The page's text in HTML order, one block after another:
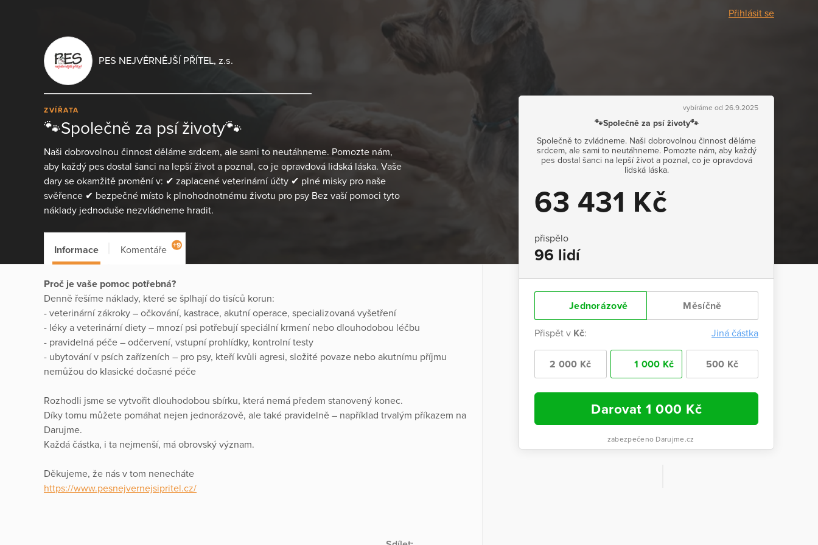
Přihlásit se
PES NEJVĚRNĚJŠÍ PŘÍTEL, z.s.
ZVÍŘATA
🐾Společně za psí životy🐾
Naši dobrovolnou činnost děláme srdcem, ale sami to neutáhneme. Pomozte nám,
aby každý pes dostal šanci na lepší život a poznal, co je opravdová lidská láska. Vaše
dary se okamžitě promění v: ✔ zaplacené veterinární účty ✔ plné misky pro naše
svěřence ✔ bezpečné místo k plnohodnotnému životu pro psy Bez vaší pomoci tyto
náklady jednoduše nezvládneme hradit.
vybíráme od 26.9.2025
🐾Společně za psí životy🐾
Společně to zvládneme. Naši dobrovolnou činnost děláme
srdcem, ale sami to neutáhneme. Pomozte nám, aby každý
pes dostal šanci na lepší život a poznal, co je opravdová
lidská láska.
63 431 Kč
přispělo
96 lidí
Jednorázově Měsíčně
Přispět v Kč: Jiná částka
2 000 Kč 1 000 Kč 500 Kč
Darovat 1 000 Kč
zabezpečeno Darujme.cz
Informace Komentáře +9
Proč je vaše pomoc potřebná?
Denně řešíme náklady, které se šplhají do tisíců korun:
- veterinární zákroky – očkování, kastrace, akutní operace, specializovaná vyšetření
- léky a veterinární diety – mnozí psi potřebují speciální krmení nebo dlouhodobou léčbu
- pravidelná péče – odčervení, vstupní prohlídky, kontrolní testy
- ubytování v psích zařízeních – pro psy, kteří kvůli agresi, složité povaze nebo akutnímu příjmu
nemůžou do klasické dočasné péče
Rozhodli jsme se vytvořit dlouhodobou sbírku, která nemá předem stanovený konec.
Díky tomu můžete pomáhat nejen jednorázově, ale také pravidelně – například trvalým příkazem na
Darujme.
Každá částka, i ta nejmenší, má obrovský význam.
Děkujeme, že nás v tom nenecháte
https://www.pesnejvernejsipritel.cz/